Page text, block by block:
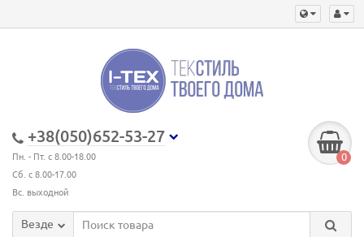
+38(050)652-53-27
Пн. - Пт. с 8.00-18.00
Сб. с 8.00-17.00
Вс. выходной
0
Везде